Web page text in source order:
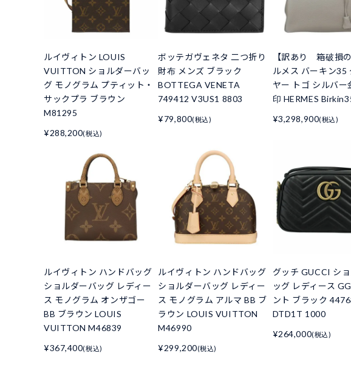
ルイヴィトン LOUIS
VUITTON ショルダーバッ
グ モノグラム プティット・
サックプラ ブラウン
M81295
¥288,200(税込)
ボッテガヴェネタ 二つ折り
財布 メンズ ブラック
BOTTEGA VENETA
749412 V3US1 8803
¥79,800(税込)
【訳あり 箱破損
ルメス バーキン35
ヤー トゴ シルバー
印 HERMES
¥3,298,900(税込)
ルイヴィトン ハンドバッグ
ショルダーバッグ レディー
ス モノグラム オンザゴー
BB ブラウン LOUIS
VUITTON M46839
¥367,400(税込)
ルイヴィトン ハンドバッグ
ショルダーバッグ レディー
ス モノグラム アルマ BB ブ
ラウン LOUIS VUITTON
M46990
¥299,200(税込)
グッチ GUCCI シ
ッグ レディース
ント ブラック
DTD1T 1000
¥264,000(税込)